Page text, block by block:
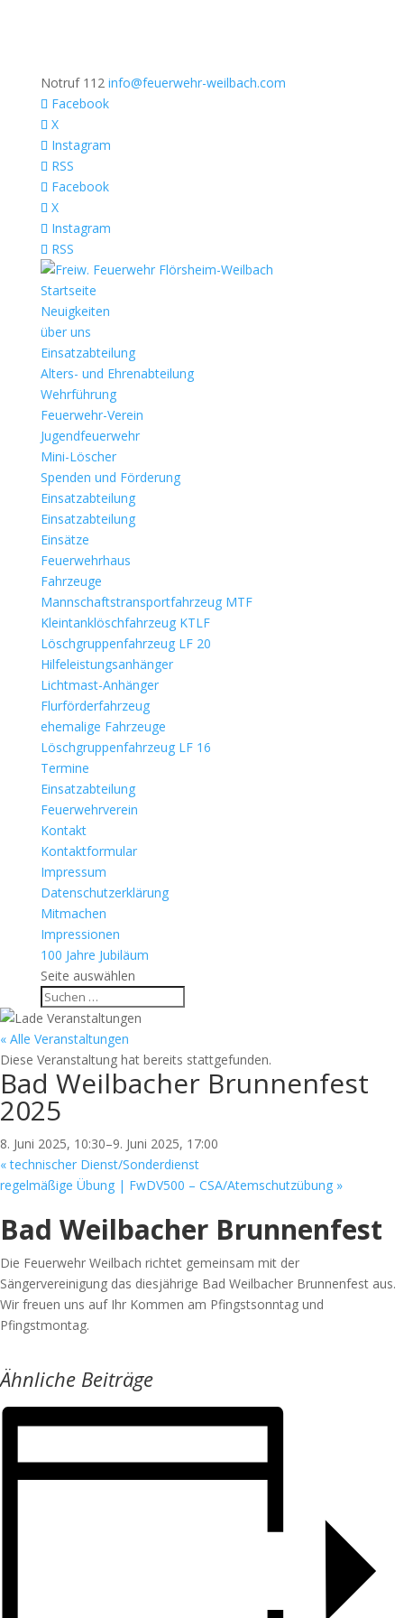
Notruf 112 info@feuerwehr-weilbach.com
Facebook
X
Instagram
RSS
Facebook
X
Instagram
RSS
Startseite
Neuigkeiten
über uns
Einsatzabteilung
Alters- und Ehrenabteilung
Wehrführung
Feuerwehr-Verein
Jugendfeuerwehr
Mini-Löscher
Spenden und Förderung
Einsatzabteilung
Einsatzabteilung
Einsätze
Feuerwehrhaus
Fahrzeuge
Mannschaftstransportfahrzeug MTF
Kleintanklöschfahrzeug KTLF
Löschgruppenfahrzeug LF 20
Hilfeleistungsanhänger
Lichtmast-Anhänger
Flurförderfahrzeug
ehemalige Fahrzeuge
Löschgruppenfahrzeug LF 16
Termine
Einsatzabteilung
Feuerwehrverein
Kontakt
Kontaktformular
Impressum
Datenschutzerklärung
Mitmachen
Impressionen
100 Jahre Jubiläum
Seite auswählen
« Alle Veranstaltungen
Diese Veranstaltung hat bereits stattgefunden.
Bad Weilbacher Brunnenfest
2025
8. Juni 2025, 10:30–9. Juni 2025, 17:00
«technischer Dienst/Sonderdienst
regelmäßige Übung | FwDV500 – CSA/Atemschutzübung »
Bad Weilbacher Brunnenfest
Die Feuerwehr Weilbach richtet gemeinsam mit der
Sängervereinigung das diesjährige Bad Weilbacher Brunnenfest aus.
Wir freuen uns auf Ihr Kommen am Pfingstsonntag und
Pfingstmontag.
Ähnliche Beiträge